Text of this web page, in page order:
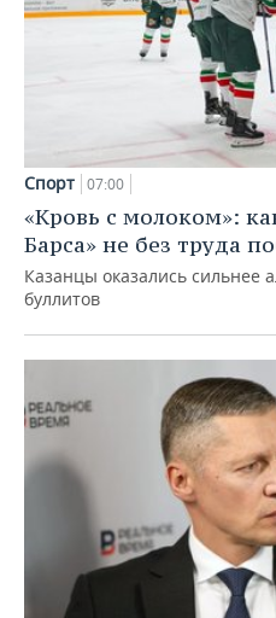
Спорт 07:00
«Кровь с молоком»:
Барса» не без труда
Казанцы оказались сильнее
буллитов